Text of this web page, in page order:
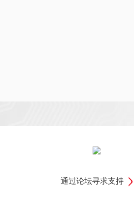
通过论坛寻求支持